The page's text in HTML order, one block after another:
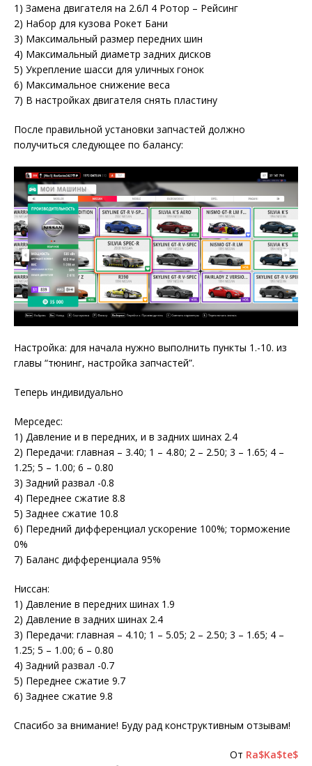
1) Замена двигателя на 2.6Л 4 Ротор – Рейсинг
2) Набор для кузова Рокет Бани
3) Максимальный размер передних шин
4) Максимальный диаметр задних дисков
5) Укрепление шасси для уличных гонок
6) Максимальное снижение веса
7) В настройках двигателя снять пластину
После правильной установки запчастей должно
получиться следующее по балансу:
Настройка: для начала нужно выполнить пункты 1.-10. из
главы “тюнинг, настройка запчастей”.
Теперь индивидуально
Мерседес:
1) Давление и в передних, и в задних шинах 2.4
2) Передачи: главная – 3.40; 1 – 4.80; 2 – 2.50; 3 – 1.65; 4 –
1.25; 5 – 1.00; 6 – 0.80
3) Задний развал -0.8
4) Переднее сжатие 8.8
5) Заднее сжатие 10.8
6) Передний дифференциал ускорение 100%; торможение
0%
7) Баланс дифференциала 95%
Ниссан:
1) Давление в передних шинах 1.9
2) Давление в задних шинах 2.4
3) Передачи: главная – 4.10; 1 – 5.05; 2 – 2.50; 3 – 1.65; 4 –
1.25; 5 – 1.00; 6 – 0.80
4) Задний развал -0.7
5) Переднее сжатие 9.7
6) Заднее сжатие 9.8
Спасибо за внимание! Буду рад конструктивным отзывам!
От Ra$Ka$te$